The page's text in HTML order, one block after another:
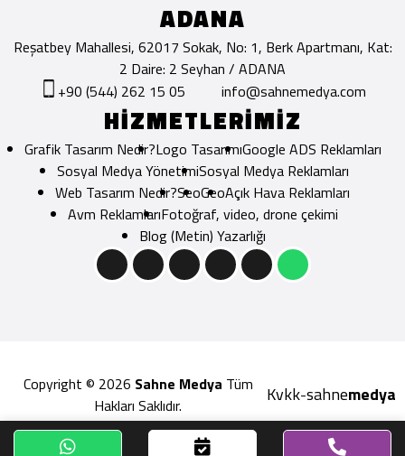
ADANA
Reşatbey Mahallesi, 62017 Sokak, No: 1, Berk Apartmanı, Kat:
2 Daire: 2 Seyhan / ADANA
+90 (544) 262 15 05
info@sahnemedya.com
HİZMETLERİMİZ
Grafik Tasarım Nedir?Logo TasarımıGoogle ADS Reklamları
Sosyal Medya YönetimiSosyal Medya Reklamları
Web Tasarım Nedir?SeoGeoAçık Hava Reklamları
Avm ReklamlarıFotoğraf, video, drone çekimi
Blog (Metin) Yazarlığı
Copyright © 2026 Sahne Medya Tüm
Hakları Saklıdır.
Kvkk-sahnemedya